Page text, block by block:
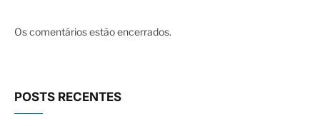
Os comentários estão encerrados.
POSTS RECENTES